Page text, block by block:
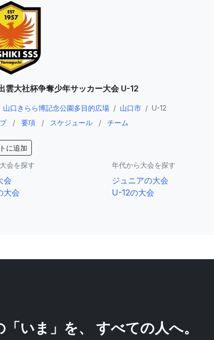
雲大社杯争奪少年サッカー大会 U-12
山口きらら博記念公園多目的広場 / 山口市 / U-12
/ 要項 / スケジュール / チーム
に追加
会を探す
会
大会
年代から大会を探す
ジュニアの大会
U-12の大会
「いま」を、 すべての人へ。